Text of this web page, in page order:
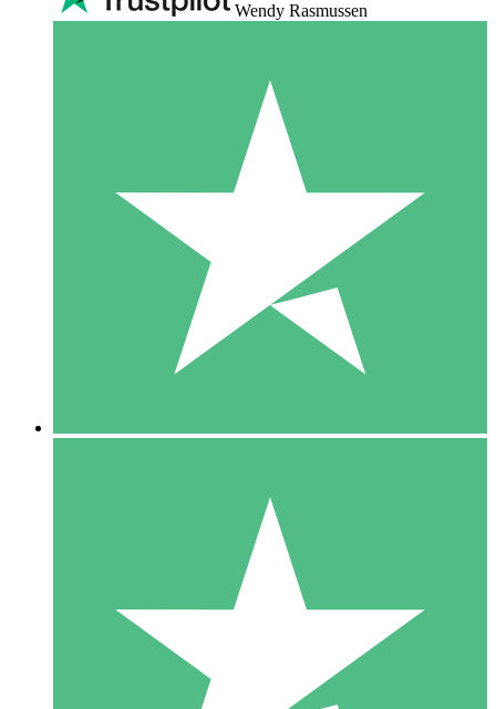
Wendy Rasmussen